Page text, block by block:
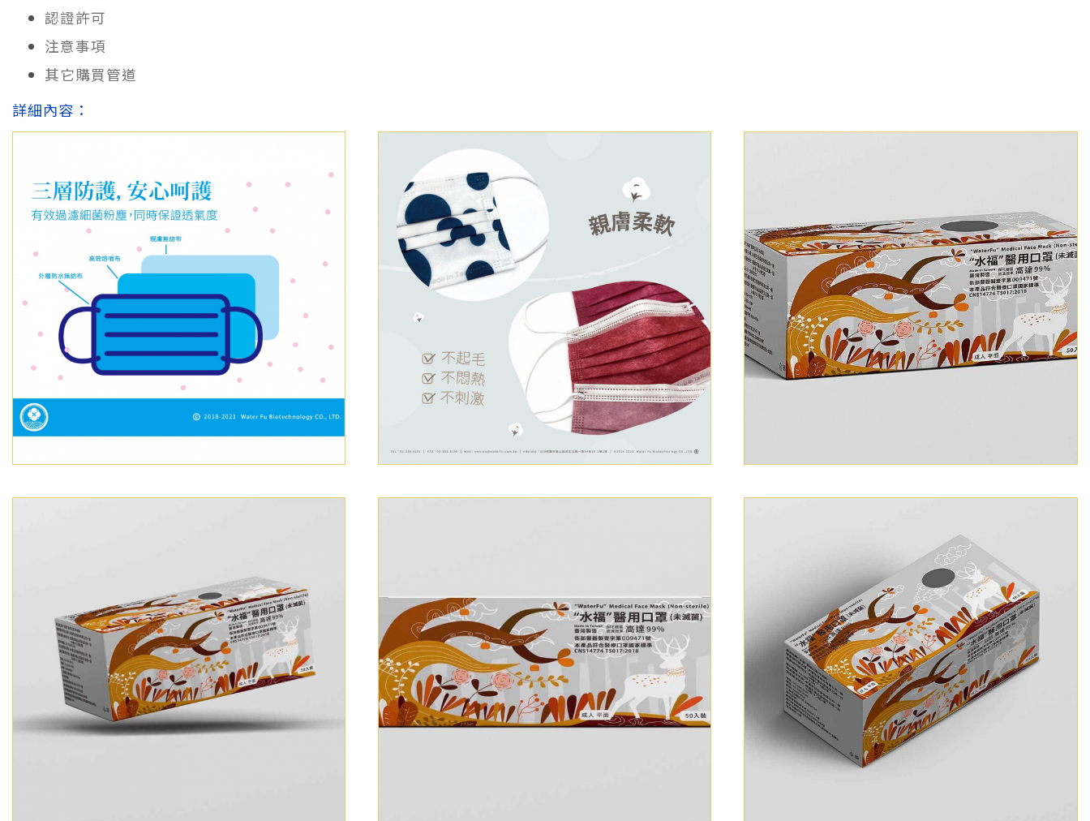
認證許可
注意事項
其它購買管道
詳細內容：